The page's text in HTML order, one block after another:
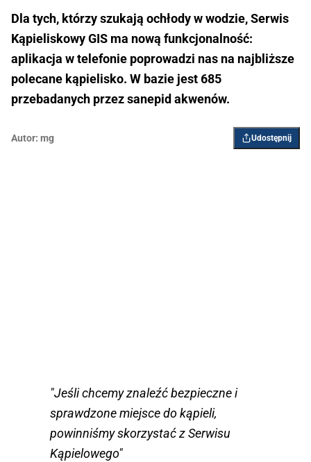
Dla tych, którzy szukają ochłody w wodzie, Serwis
Kąpieliskowy GIS ma nową funkcjonalność:
aplikacja w telefonie poprowadzi nas na najbliższe
polecane kąpielisko. W bazie jest 685
przebadanych przez sanepid akwenów.
Autor: mg Udostępnij
"Jeśli chcemy znaleźć bezpieczne i
sprawdzone miejsce do kąpieli,
powinniśmy skorzystać z Serwisu
Kąpielowego"